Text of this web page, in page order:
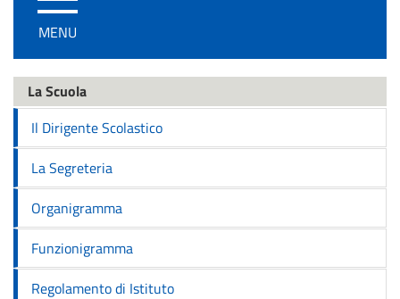
/
disattiva
navigazione
MENU
La Scuola
Il Dirigente Scolastico
La Segreteria
Organigramma
Funzionigramma
Regolamento di Istituto